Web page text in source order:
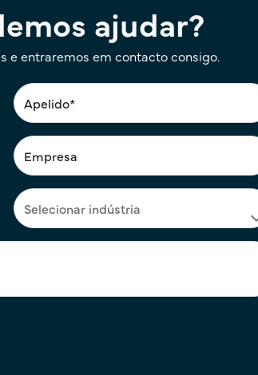
ajudar?
e entraremos em contacto consigo.